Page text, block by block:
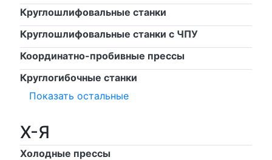
Круглошлифовальные станки
Круглошлифовальные станки с ЧПУ
Координатно-пробивные прессы
Круглогибочные станки
Показать остальные
Х-Я
Холодные прессы